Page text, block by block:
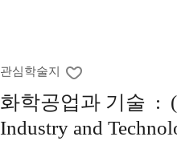
관심학술지
화학공업과 기술 :
Industry and